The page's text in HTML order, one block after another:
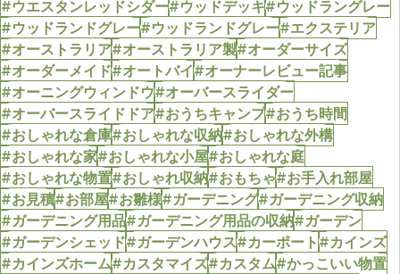
#ウエスタンレッドシダー#ウッドデッキ#ウッドラングレー
#ウッドランドグレー#ウッドランドグレー#エクステリア
#オーストラリア#オーストラリア製#オーダーサイズ
#オーダーメイド#オートバイ#オーナーレビュー記事
#オーニングウィンドウ#オーバースライダー
#オーバースライドドア#おうちキャンプ#おうち時間
#おしゃれな倉庫#おしゃれな収納#おしゃれな外構
#おしゃれな家#おしゃれな小屋#おしゃれな庭
#おしゃれな物置#おしゃれ収納#おもちゃ#お手入れ部屋
#お見積#お部屋#お雛様#ガーデニング#ガーデニング収納
#ガーデニング用品#ガーデニング用品の収納#ガーデン
#ガーデンシェッド#ガーデンハウス#カーポート#カインズ
#カインズホーム#カスタマイズ#カスタム#かっこいい物置